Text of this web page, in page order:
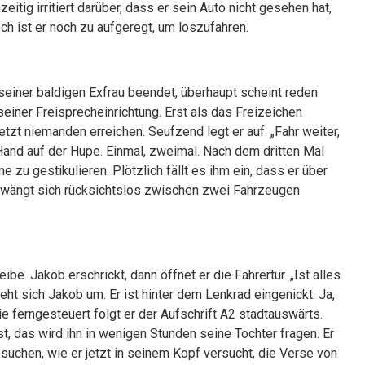
irritiert darüber, dass er sein Auto nicht gesehen hat,
ist er noch zu aufgeregt, um loszufahren.
baldigen Exfrau beendet, überhaupt scheint reden
Freisprecheinrichtung. Erst als das Freizeichen
niemanden erreichen. Seufzend legt er auf. „Fahr weiter,
auf der Hupe. Einmal, zweimal. Nach dem dritten Mal
zu gestikulieren. Plötzlich fällt es ihm ein, dass er über
sich rücksichtslos zwischen zwei Fahrzeugen
Jakob erschrickt, dann öffnet er die Fahrertür. „Ist alles
sich Jakob um. Er ist hinter dem Lenkrad eingenickt. Ja,
ferngesteuert folgt er der Aufschrift A2 stadtauswärts.
das wird ihn in wenigen Stunden seine Tochter fragen. Er
wie er jetzt in seinem Kopf versucht, die Verse von